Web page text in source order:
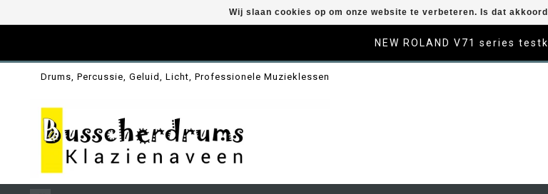
NEW ROLAND V71 series
Drums, Percussie, Geluid, Licht, Professionele Muzieklessen
Wij slaan cookies op om onze website te verbeteren. Is dat